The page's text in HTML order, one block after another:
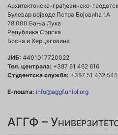
Архитектонско-грађевинско-
Булевар војводе Петра Бојовића 1A
78 000 Бања Лука
Република Српска
Босна и Херцеговина
ЈИБ: 4401017720022
Тел. централа: +387 51 462 616
Студентска служба: +387 51 462 545
Е-пошта: info@aggf.unibl.org
АГГФ –